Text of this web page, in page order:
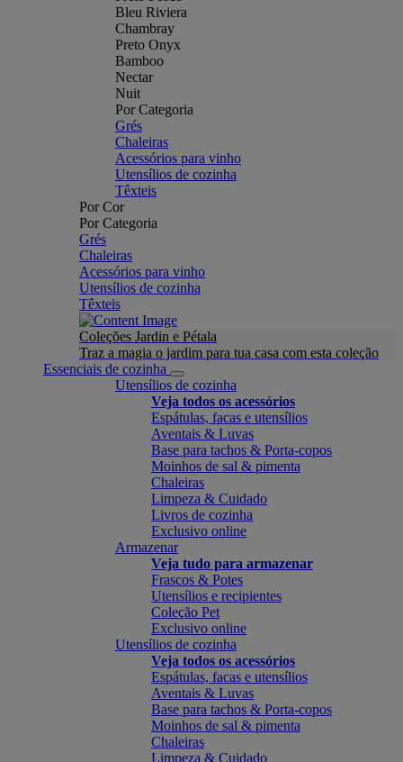
Bleu Riviera
Chambray
Preto Onyx
Bamboo
Nectar
Nuit
Por Categoria
Grés
Chaleiras
Acessórios para vinho
Utensílios de cozinha
Têxteis
Por Cor
Por Categoria
Grés
Chaleiras
Acessórios para vinho
Utensílios de cozinha
Têxteis
Coleções Jardin e Pétala
Traz a magia o jardim para tua casa com esta coleção
Essenciais de cozinha
Utensílios de cozinha
Veja todos os acessórios
Espátulas, facas e utensílios
Aventais & Luvas
Base para tachos & Porta-copos
Moinhos de sal & pimenta
Chaleiras
Limpeza & Cuidado
Livros de cozinha
Exclusivo online
Armazenar
Veja tudo para armazenar
Frascos & Potes
Utensílios e recipientes
Coleção Pet
Exclusivo online
Utensílios de cozinha
Veja todos os acessórios
Espátulas, facas e utensílios
Aventais & Luvas
Base para tachos & Porta-copos
Moinhos de sal & pimenta
Chaleiras
Limpeza & Cuidado